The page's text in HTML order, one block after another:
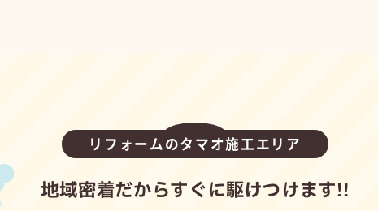
リフォームのタマオ施工エリア
地域密着だからすぐに駆けつけます!!